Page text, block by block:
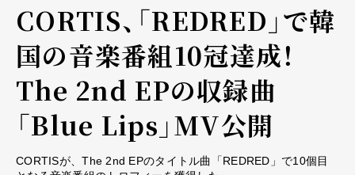
CORTIS、「REDRED」で韓
国の音楽番組10冠達成！
The 2nd EPの収録曲
「Blue Lips」MV公開
CORTISが、The 2nd EPのタイトル曲「REDRED」で10個目